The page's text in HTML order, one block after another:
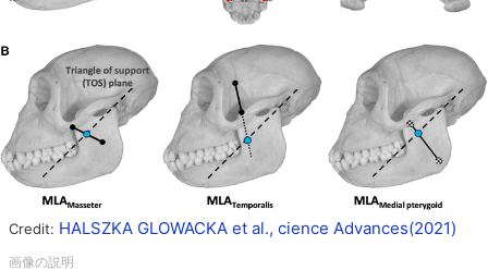
Credit: HALSZKA GLOWACKA et al., cience Advances(2021)